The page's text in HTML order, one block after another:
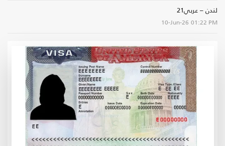
لندن – عربي21
10-Jun-26 01:22 PM